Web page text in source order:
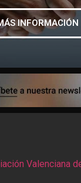
INFORMACIÓN
Valenciana